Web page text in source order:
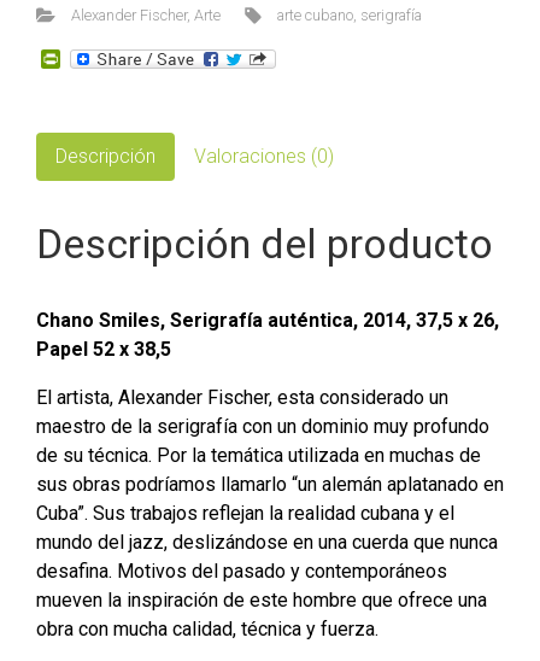
Serigrafía
de
Alexander
cantidad
Alexander Fischer, Arte arte cubano serigrafía
P
t
F
d
Descripción Valoraciones (0)
Descripción del producto
Chano Smiles, Serigrafía auténtica, 2014, 37,5 x 26,
Papel 52 x 38,5
El artista, Alexander Fischer, esta considerado un
maestro de la serigrafía con un dominio muy profundo
de su técnica. Por la temática utilizada en muchas de
sus obras podríamos llamarlo “un alemán aplatanado en
Cuba”. Sus trabajos reflejan la realidad cubana y el
mundo del jazz, deslizándose en una cuerda que nunca
desafina. Motivos del pasado y contemporáneos
mueven la inspiración de este hombre que ofrece una
obra con mucha calidad, técnica y fuerza.